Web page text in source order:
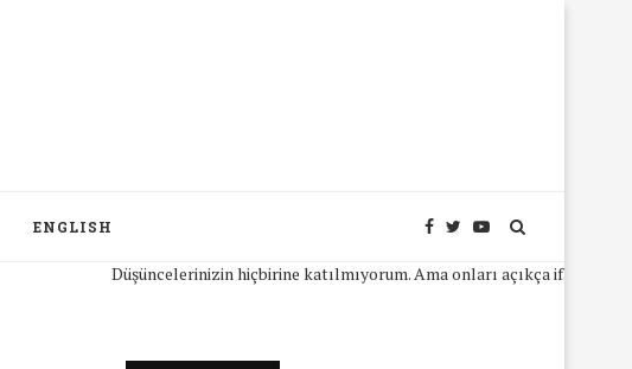
ENGLISH
Düşüncelerinizin hiçbirine katılmıyorum. Ama onları açıkça ifade edebilmeniz